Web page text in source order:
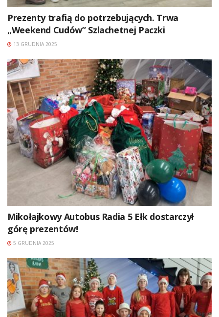
Prezenty trafią do potrzebujących. Trwa
„Weekend Cudów” Szlachetnej Paczki
13 GRUDNIA 2025
Mikołajkowy Autobus Radia 5 Ełk dostarczył
górę prezentów!
5 GRUDNIA 2025